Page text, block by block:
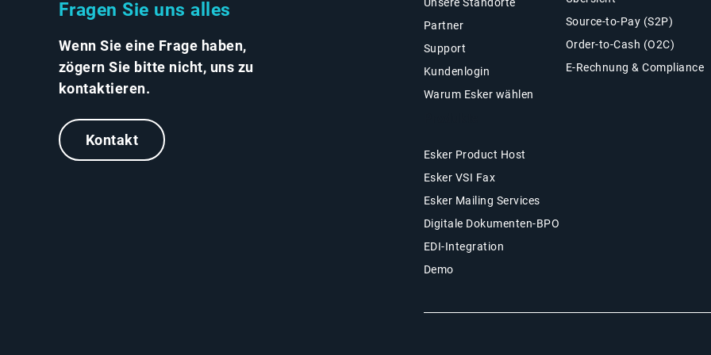
Fragen Sie uns alles
Wenn Sie eine Frage haben,
zögern Sie bitte nicht, uns zu
kontaktieren.
Kontakt
Partner
Support
Kundenlogin
Warum Esker wählen
Source-to-Pay (S2P)
Order-to-Cash (O2C)
E-Rechnung & Compliance
Esker Product Host
Esker VSI Fax
Esker Mailing Services
Digitale Dokumenten-BPO
EDI-Integration
Demo